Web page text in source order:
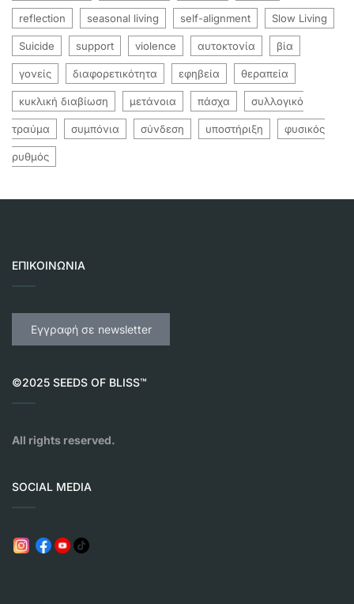
reflection seasonal living self-alignment Slow Living
Suicide support violence αυτοκτονία βία
γονείς διαφορετικότητα εφηβεία θεραπεία
κυκλική διαβίωση μετάνοια πάσχα συλλογικό
τραύμα συμπόνια σύνδεση υποστήριξη φυσικός
ρυθμός
ΕΠΙΚΟΙΝΩΝΊΑ
Εγγραφή σε newsletter
©2025 SEEDS OF BLISS™
All rights reserved.
SOCIAL MEDIA